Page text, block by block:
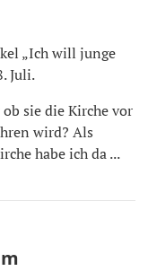
„Ich will junge
Juli.
sie die Kirche vor
wird? Als
habe ich da ...